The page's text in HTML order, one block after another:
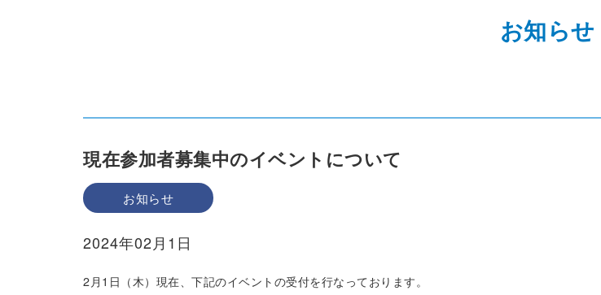
お知らせ
現在参加者募集中のイベントについて
お知らせ
2024年02月1日
2月1日（木）現在、下記のイベントの受付を行なっております。